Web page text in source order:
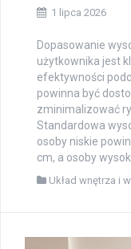
1 lipca 2026
Dopasowanie
użytkownika jest
efektywności
powinna być
zminimalizować
Standardowa
osoby niskie
cm, a osoby
Układ wnętrza i